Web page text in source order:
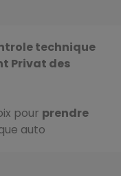
technique
Privat des
pour prendre
auto